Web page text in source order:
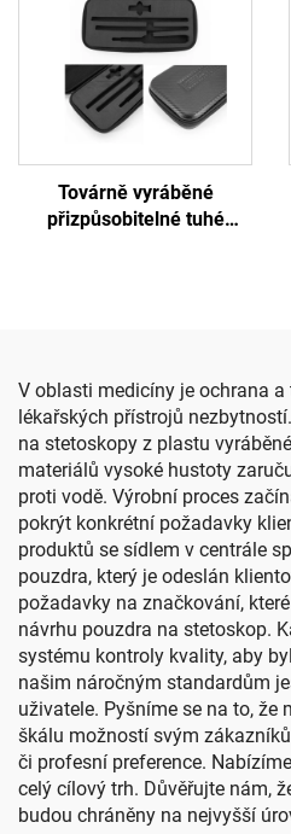
Továrně vyráběné
přizpůsobitelné tuhé
V oblasti medicíny je ochrana
lékařských přístrojů
na stetoskopy z plastu
materiálů vysoké hustoty
proti vodě. Výrobní proces
pokrýt konkrétní požadavky
produktů se sídlem v centrále
pouzdra, který je odeslán
požadavky na značkování,
návrhu pouzdra na stetoskop.
systému kontroly kvality, aby
našim náročným standardům
uživatele. Pyšníme se na to, že
škálu možností svým
či profesní preference.
celý cílový trh. Důvěřujte nám,
budou chráněny na nejvyšší